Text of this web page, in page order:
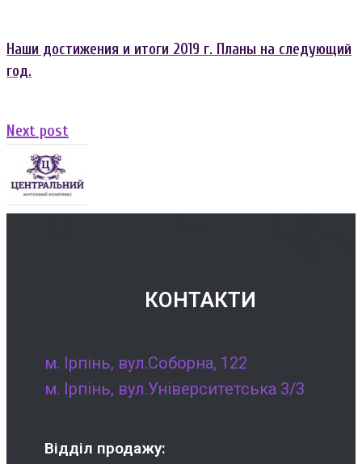
Наши достижения и итоги 2019 г. Планы на следующий
год.
Next post
КОНТАКТИ
м. Ірпінь, вул.Соборна, 122
м. Ірпінь, вул.Університетська 3/3
Відділ продажу: